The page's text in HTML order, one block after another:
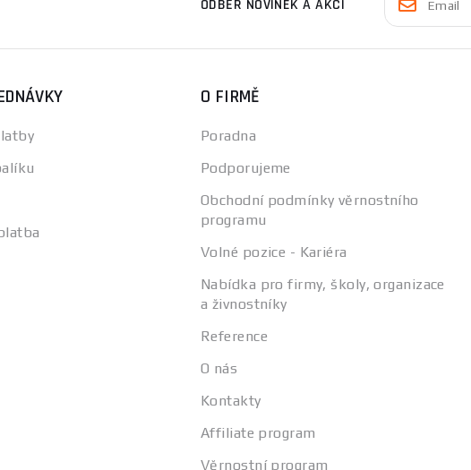
ODBĚR NOVINEK A AKCÍ
O FIRMĚ
Poradna
Podporujeme
Obchodní podmínky věrnostního
programu
Volné pozice - Kariéra
Nabídka pro firmy, školy, organizace
a živnostníky
Reference
O nás
Kontakty
Affiliate program
Věrnostní program